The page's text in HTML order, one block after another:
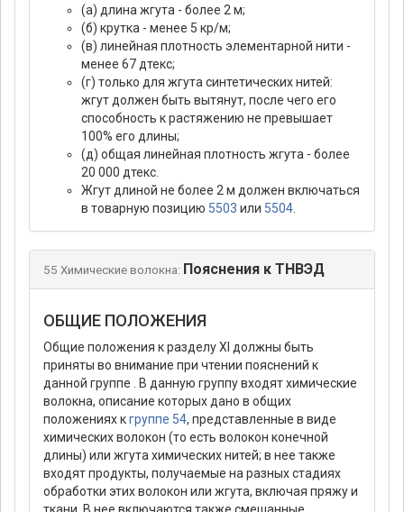
(а) длина жгута - более 2 м;
(б) крутка - менее 5 кр/м;
(в) линейная плотность элементарной нити -
менее 67 дтекс;
(г) только для жгута синтетических нитей:
жгут должен быть вытянут, после чего его
способность к растяжению не превышает
100% его длины;
(д) общая линейная плотность жгута - более
20 000 дтекс.
Жгут длиной не более 2 м должен включаться
в товарную позицию 5503 или 5504
55 Химические волокна: Пояснения к ТНВЭД
ОБЩИЕ ПОЛОЖЕНИЯ
Общие положения к разделу XI должны быть
приняты во внимание при чтении пояснений к
данной группе . В данную группу входят химические
волокна, описание которых дано в общих
положениях кгруппе 54, представленные в виде
химических волокон (то есть волокон конечной
длины) или жгута химических нитей; в нее также
входят продукты, получаемые на разных стадиях
обработки этих волокон или жгута, включая пряжу и
ткани. В нее включаются также смешанные